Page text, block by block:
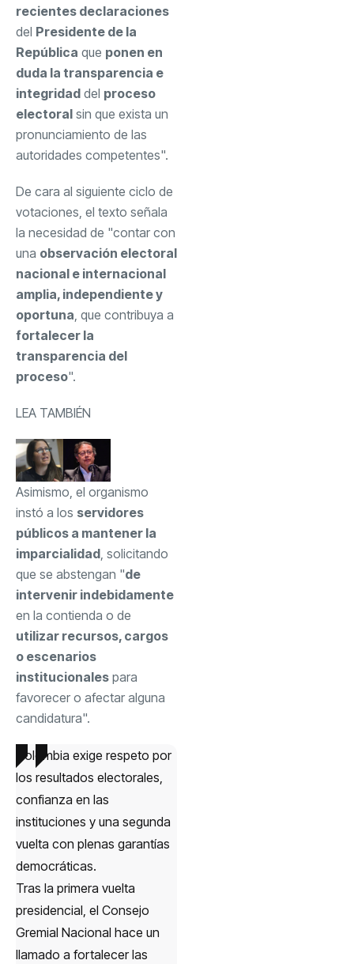
recientes declaraciones
del Presidente de la
República que ponen en
duda la transparencia e
integridad del proceso
electoral sin que exista un
pronunciamiento de las
autoridades competentes".
De cara al siguiente ciclo de
votaciones, el texto señala
la necesidad de "contar con
una observación electoral
nacional e internacional
amplia, independiente y
oportuna, que contribuya a
fortalecer la
transparencia del
proceso".
LEA TAMBIÉN
Asimismo, el organismo
instó a los servidores
públicos a mantener la
imparcialidad , solicitando
que se abstengan "de
intervenir indebidamente
en la contienda o de
utilizar recursos, cargos
o escenarios
institucionales para
favorecer o afectar alguna
candidatura".
Colombia exige respeto por
los resultados electorales,
confianza en las
instituciones y una segunda
vuelta con plenas garantías
democráticas.
Tras la primera vuelta
presidencial, el Consejo
Gremial Nacional hace un
llamado a fortalecer las